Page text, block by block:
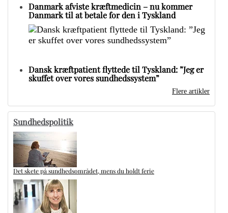
Danmark afviste kræftmedicin – nu kommer
Danmark til at betale for den i Tyskland
Dansk kræftpatient flyttede til Tyskland: ”Jeg er
skuffet over vores sundhedssystem”
Flere artikler
Sundhedspolitik
Det skete på sundhedsområdet, mens du holdt ferie